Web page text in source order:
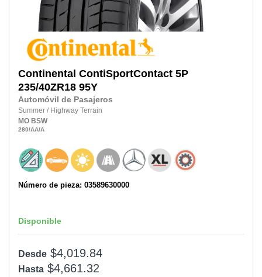
Continental ContiSportContact 5P
235/40ZR18 95Y
Automóvil de Pasajeros
Summer / Highway Terrain
MO BSW
280/AA/A
Número de pieza: 03589630000
Disponible
Desde $4,019.84
Hasta $4,661.32